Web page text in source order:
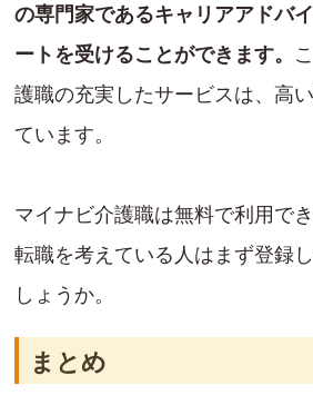
の専門家であるキャリアアドバ
ートを受けることができます。
護職の充実したサービスは、高
ています。
マイナビ介護職は無料で利用で
転職を考えている人はまず登録
しょうか。
まとめ